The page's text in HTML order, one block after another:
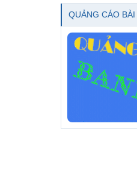
QUẢNG CÁO